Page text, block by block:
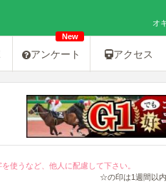
オ
アンケート
New
アクセス
使うなど、他人に配慮して下さい。
☆の印は1週間以